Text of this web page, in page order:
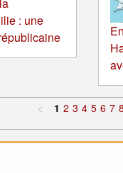
: une
< 1 2 3 4 5 6 7 8